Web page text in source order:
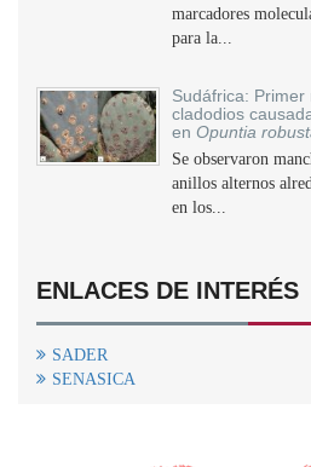
marcadores
para la...
Sudáfrica:
cladodios
en Opuntia
Se observaron
anillos alternos
en los...
ENLACES DE INTERÉS
SADER
SENASICA